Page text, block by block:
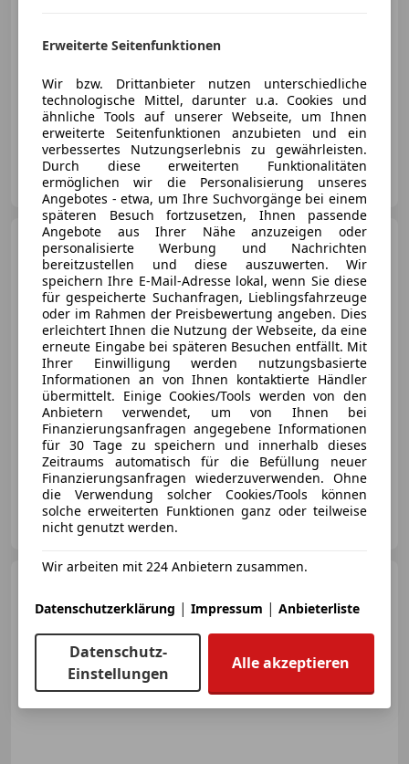
05/2026 0 km Elektro/Benzin 105 kW (143 PS)
Autokaufbilliger K&K FlexCo
AT-3710 Fahndorf
Jaecoo Sonstige Jaecoo 7
ICE 4WD Premium 2xKlima 360
4xSHZ ACC
€ 32 990 1
01/2026 6 012 km Benzin 108 kW (147 PS)
Autohaus Eckl GmbH
AT-3254 Bergland
€ 34 790
Erweiterte Seitenfunktionen
Wir bzw. Drittanbieter nutzen unterschiedliche
technologische Mittel, darunter u.a. Cookies und
ähnliche Tools auf unserer Webseite, um Ihnen
erweiterte Seitenfunktionen anzubieten und ein
verbessertes Nutzungserlebnis zu gewährleisten.
Durch diese erweiterten Funktionalitäten
ermöglichen wir die Personalisierung unseres
Angebotes - etwa, um Ihre Suchvorgänge bei einem
späteren Besuch fortzusetzen, Ihnen passende
Angebote aus Ihrer Nähe anzuzeigen oder
personalisierte Werbung und Nachrichten
bereitzustellen und diese auszuwerten. Wir
speichern Ihre E-Mail-Adresse lokal, wenn Sie diese
für gespeicherte Suchanfragen, Lieblingsfahrzeuge
oder im Rahmen der Preisbewertung angeben. Dies
erleichtert Ihnen die Nutzung der Webseite, da eine
erneute Eingabe bei späteren Besuchen entfällt. Mit
Ihrer Einwilligung werden nutzungsbasierte
Informationen an von Ihnen kontaktierte Händler
übermittelt. Einige Cookies/Tools werden von den
Anbietern verwendet, um von Ihnen bei
Finanzierungsanfragen angegebene Informationen
für 30 Tage zu speichern und innerhalb dieses
Zeitraums automatisch für die Befüllung neuer
Finanzierungsanfragen wiederzuverwenden. Ohne
die Verwendung solcher Cookies/Tools können
solche erweiterten Funktionen ganz oder teilweise
nicht genutzt werden.
Wir arbeiten mit 224 Anbietern zusammen.
Datenschutzerklärung | Impressum | Anbieterliste
Datenschutz-
Einstellungen
Alle akzeptieren